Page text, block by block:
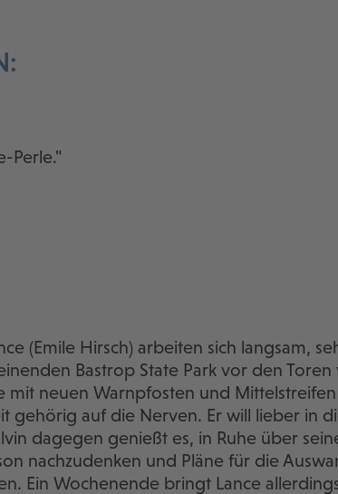
Perle."
(Emile Hirsch) arbeiten sich langsam,
Bastrop State Park vor den Toren
mit neuen Warnpfosten und
gehörig auf die Nerven. Er will lieber in
dagegen genießt es, in Ruhe über
nachzudenken und Pläne für die
Ein Wochenende bringt Lance